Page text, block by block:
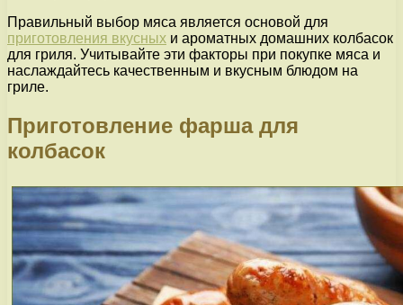
Правильный выбор мяса является основой для
приготовления вкусных и ароматных домашних колбасок
для гриля. Учитывайте эти факторы при покупке мяса и
наслаждайтесь качественным и вкусным блюдом на
гриле.
Приготовление фарша для
колбасок